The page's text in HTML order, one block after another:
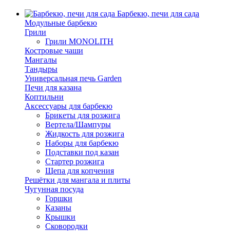
Барбекю, печи для сада
Модульные барбекю
Грили
Грили MONOLITH
Костровые чаши
Мангалы
Тандыры
Универсальная печь Garden
Печи для казана
Коптильни
Аксессуары для барбекю
Брикеты для розжига
Вертела/Шампуры
Жидкость для розжига
Наборы для барбекю
Подставки под казан
Стартер розжига
Щепа для копчения
Решётки для мангала и плиты
Чугунная посуда
Горшки
Казаны
Крышки
Сковородки